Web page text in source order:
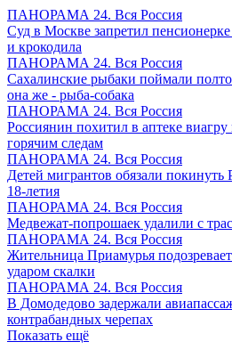
ПАНОРАМА 24. Вся Россия
Суд в Москве запретил пенсионерке
и крокодила
ПАНОРАМА 24. Вся Россия
Сахалинские рыбаки поймали
она же - рыба-собака
ПАНОРАМА 24. Вся Россия
Россиянин похитил в аптеке
горячим следам
ПАНОРАМА 24. Вся Россия
Детей мигрантов обязали
18-летия
ПАНОРАМА 24. Вся Россия
Медвежат-попрошаек удалили с
ПАНОРАМА 24. Вся Россия
Жительница Приамурья
ударом скалки
ПАНОРАМА 24. Вся Россия
В Домодедово задержали
контрабандных черепах
Показать ещё